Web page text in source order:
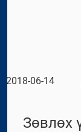
2018-06-14
Зөвлөх